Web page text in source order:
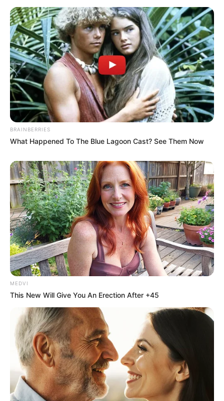
BRAINBERRIES
What Happened To The Blue Lagoon Cast? See Them Now
MEDVI
This New Will Give You An Erection After +45